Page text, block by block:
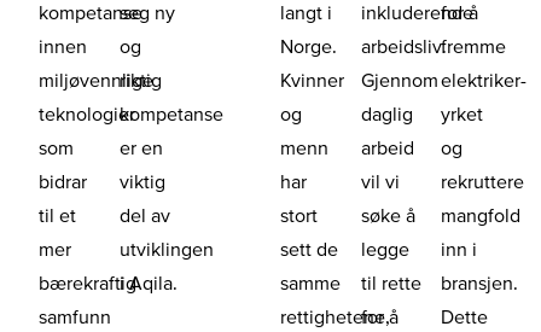
kompetanse
innen
miljøvennlige
teknologier
som
bidrar
til et
mer
bærekraftig
samfunn
seg ny
og
riktig
kompetanse
er en
viktig
del av
utviklingen
i Aqila.
langt i
Norge.
Kvinner
og
menn
har
stort
sett de
samme
rettighetene,
inkluderende
arbeidsliv.
Gjennom
daglig
arbeid
vil vi
søke å
legge
til rette
for å
for å
fremme
elektriker-
yrket
og
rekruttere
mangfold
inn i
bransjen.
Dette